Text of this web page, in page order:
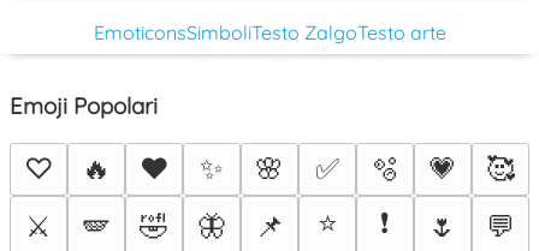
EmoticonsSimboliTesto ZalgoTesto arte
Emoji Popolari
♡ 🔥 ❤️ ✨ 🌸 ✅ 🫧 💗
🥰
⚔️
🪽 🤣 🦋 📌 ⭐ ❗ 🌷
💬